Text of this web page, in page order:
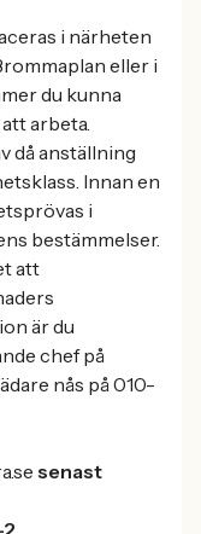
i närheten
eller i
du kunna
arbeta.
då anställning
Innan en
i
bestämmelser.
att
är du
chef på
nås på 010-
senast